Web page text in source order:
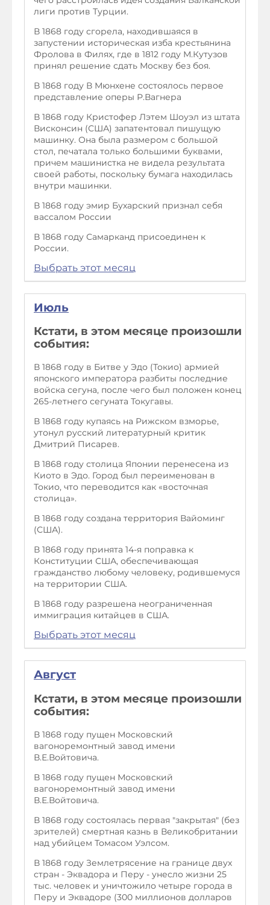
лиги против Турции.
В 1868 году сгорела, находившаяся в
запустении историческая изба крестьянина
Фролова в Филях, где в 1812 году М.Кутузов
принял решение сдать Москву без боя.
В 1868 году В Мюнхене состоялось первое
представление оперы Р.Вагнера
В 1868 году Кристофер Лэтем Шоуэл из штата
Висконсин (США) запатентовал пишущую
машинку. Она была размером с большой
стол, печатала только большими буквами,
причем машинистка не видела результата
своей работы, поскольку бумага находилась
внутри машинки.
В 1868 году эмир Бухарский признал себя
вассалом России
В 1868 году Самарканд присоединен к
России.
Выбрать этот месяц
Июль
Кстати, в этом месяце произошли
события:
В 1868 году в Битве у Эдо (Токио) армией
японского императора разбиты последние
войска сегуна, после чего был положен конец
265-летнего сегуната Токугавы.
В 1868 году купаясь на Рижском взморье,
утонул русский литературный критик
Дмитрий Писарев.
В 1868 году столица Японии перенесена из
Киото в Эдо. Город был переименован в
Токио, что переводится как «восточная
столица».
В 1868 году создана территория Вайоминг
(США).
В 1868 году принята 14-я поправка к
Конституции США, обеспечивающая
гражданство любому человеку, родившемуся
на территории США.
В 1868 году разрешена неограниченная
иммиграция китайцев в США.
Выбрать этот месяц
Август
Кстати, в этом месяце произошли
события:
В 1868 году пущен Московский
вагоноремонтный завод имени
В.Е.Войтовича.
В 1868 году пущен Московский
вагоноремонтный завод имени
В.Е.Войтовича.
В 1868 году состоялась первая "закрытая" (без
зрителей) смертная казнь в Великобритании
над убийцем Томасом Уэлсом.
В 1868 году Землетрясение на границе двух
стран - Эквадора и Перу - унесло жизни 25
тыс. человек и уничтожило четыре города в
Перу и Эквадоре (300 миллионов долларов